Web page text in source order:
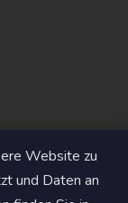
Website zu
und Daten an